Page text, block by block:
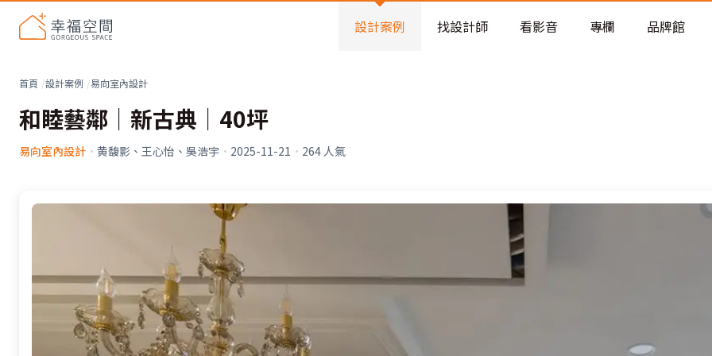
老屋預算分配與高 CP 值煥新術
設計案例 找設計師 看影音 專欄 品牌館
首頁 設計案例 易向室內設計
和睦藝鄰│新古典│40坪
易向室內設計 · 黄馥影、王心怡、吳浩宇 · 2025-11-21 · 264人氣